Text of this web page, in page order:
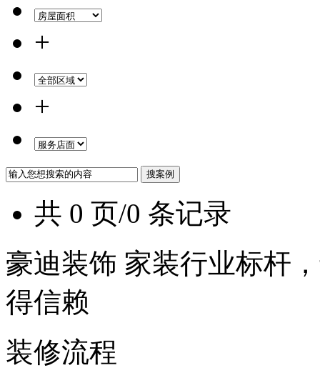
+
+
共 0 页/0 条记录
豪迪装饰 家装行业标杆
得信赖
装修流程